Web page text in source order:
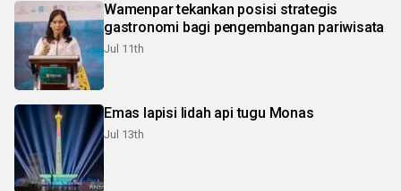
Wamenpar tekankan posisi strategis
gastronomi bagi pengembangan pariwisata
Jul 11th
Emas lapisi lidah api tugu Monas
Jul 13th